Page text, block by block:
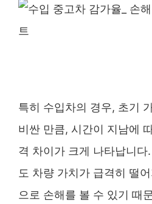
특히 수입차의 경우, 초기
비싼 만큼, 시간이 지남에
격 차이가 크게 나타납니
도 차량 가치가 급격히 떨
으로 손해를 볼 수 있기 때